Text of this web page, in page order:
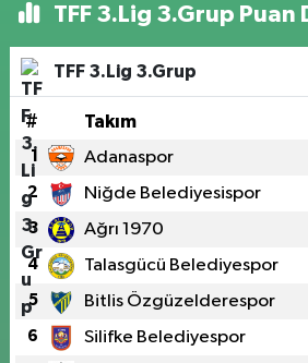
TFF 3.Lig 3.Grup Puan
TFF 3.Lig 3.Grup
# Takım
1 Adanaspor
2 Niğde Belediyesispor
3 Ağrı 1970
4 Talasgücü Belediyespor
5 Bitlis Özgüzelderespor
6 Silifke Belediyespor